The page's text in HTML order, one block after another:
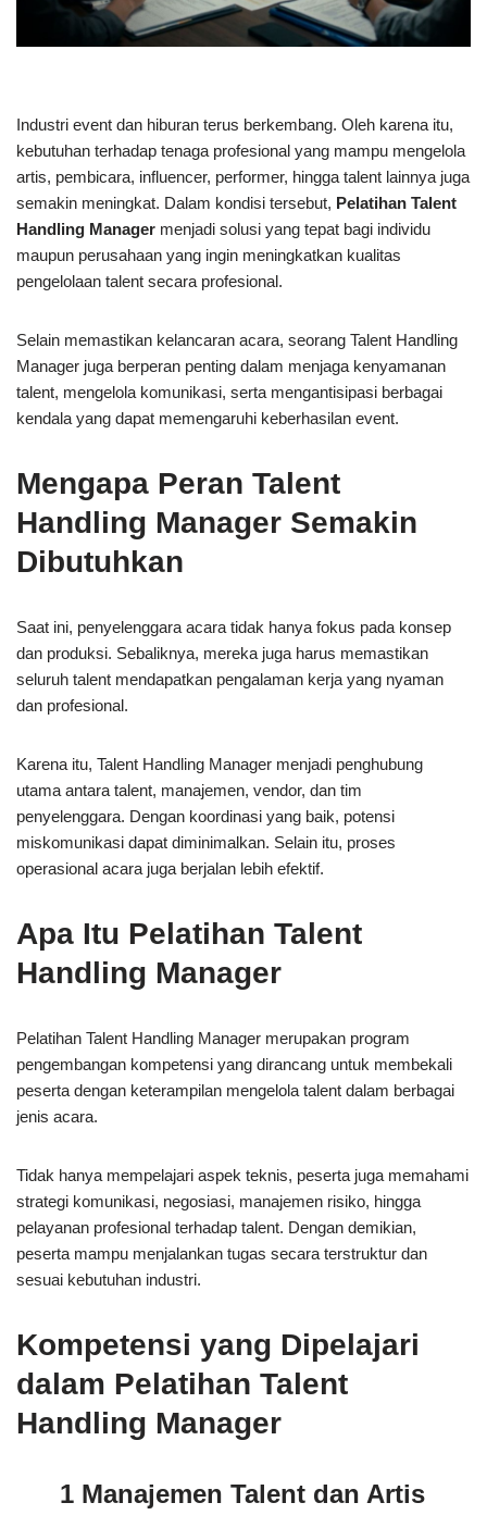
Industri event dan hiburan terus berkembang. Oleh karena itu,
kebutuhan terhadap tenaga profesional yang mampu mengelola
artis, pembicara, influencer, performer, hingga talent lainnya juga
semakin meningkat. Dalam kondisi tersebut, Pelatihan Talent
Handling Manager menjadi solusi yang tepat bagi individu
maupun perusahaan yang ingin meningkatkan kualitas
pengelolaan talent secara profesional.
Selain memastikan kelancaran acara, seorang Talent Handling
Manager juga berperan penting dalam menjaga kenyamanan
talent, mengelola komunikasi, serta mengantisipasi berbagai
kendala yang dapat memengaruhi keberhasilan event.
Mengapa Peran Talent
Handling Manager Semakin
Dibutuhkan
Saat ini, penyelenggara acara tidak hanya fokus pada konsep
dan produksi. Sebaliknya, mereka juga harus memastikan
seluruh talent mendapatkan pengalaman kerja yang nyaman
dan profesional.
Karena itu, Talent Handling Manager menjadi penghubung
utama antara talent, manajemen, vendor, dan tim
penyelenggara. Dengan koordinasi yang baik, potensi
miskomunikasi dapat diminimalkan. Selain itu, proses
operasional acara juga berjalan lebih efektif.
Apa Itu Pelatihan Talent
Handling Manager
Pelatihan Talent Handling Manager merupakan program
pengembangan kompetensi yang dirancang untuk membekali
peserta dengan keterampilan mengelola talent dalam berbagai
jenis acara.
Tidak hanya mempelajari aspek teknis, peserta juga memahami
strategi komunikasi, negosiasi, manajemen risiko, hingga
pelayanan profesional terhadap talent. Dengan demikian,
peserta mampu menjalankan tugas secara terstruktur dan
sesuai kebutuhan industri.
Kompetensi yang Dipelajari
dalam Pelatihan Talent
Handling Manager
1 Manajemen Talent dan Artis